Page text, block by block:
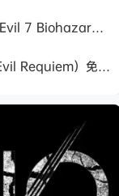
《生化危机7：黄金版/Resident Evil 7 Biohazard》免安装中文版
生化危机9：安魂曲（Resident Evil Requiem）免安装中文版